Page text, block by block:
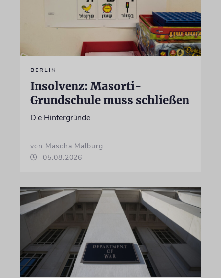
BERLIN
Insolvenz: Masorti-
Grundschule muss schließen
Die Hintergründe
von Mascha Malburg
05.08.2026